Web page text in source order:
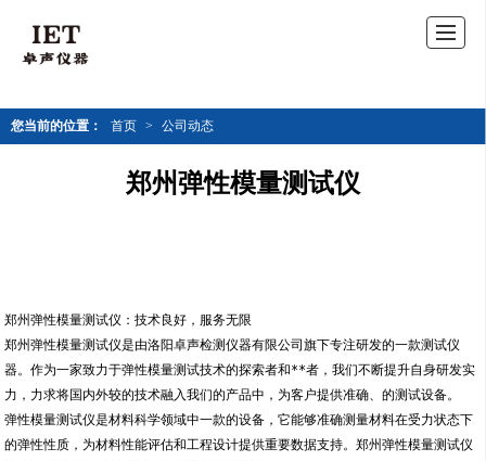
您当前的位置： 首页 > 公司动态
郑州弹性模量测试仪
郑州弹性模量测试仪：技术良好，服务无限
郑州弹性模量测试仪是由洛阳卓声检测仪器有限公司旗下专注研发的一款测试仪
器。作为一家致力于弹性模量测试技术的探索者和**者，我们不断提升自身研发实
力，力求将国内外较的技术融入我们的产品中，为客户提供准确、的测试设备。
弹性模量测试仪是材料科学领域中一款的设备，它能够准确测量材料在受力状态下
的弹性性质，为材料性能评估和工程设计提供重要数据支持。郑州弹性模量测试仪